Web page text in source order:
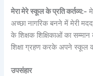
मेरा मेरे स्कूल के प्रति कर्तव्य:-
अच्छा नागरिक बनने में मेरी
के शिक्षक शिक्षिकाओं का
शिक्षा ग्रहण करके अपने स्कूल
उपसंहार